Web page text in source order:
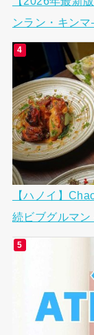
ンラン・キン
【ハノイ】
続ビブグルマン